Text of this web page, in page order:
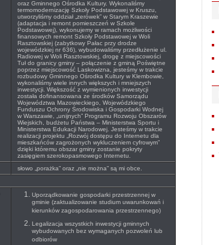
oraz Gminnego Ośrodka Kultury. Wykonaliśmy
termomodernizację Szkoły Podstawowej w Kruszu,
utworzyliśmy oddział „zerówek” w Starym Kraszewie
(adaptacja i remont pomieszczeń w Szkole
Podstawowej), wykonujemy w ramach możliwości
finansowych remont Szkoły Podstawowej w Woli
Rasztowskiej (zabytkowy Pałac przy drodze
wojewódzkiej nr 636), wybudowaliśmy przedłużenie ul.
Radiowej w Woli Rasztowskiej, drogę z miejscowości
Tuł do granicy gminy – połączenie z gminą Poświętne
poprzez miejscowość Laskowizna, jesteśmy w trakcie
rozbudowy Gminnego Ośrodka Kultury w Klembowie,
wykonaliśmy wiele innych większych i mniejszych
inwestycji. Większość z wymienionych inwestycji
została dofinansowana ze środków Samorządu
Województwa Mazowieckiego, Wojewódzkiego
Funduszu Ochrony Środowiska i Gospodarki Wodnej
w Warszawie, „unijnych” Programu Rozwoju Obszarów
Wiejskich, budżetu Państwa – Ministerstwa Sportu i
Ministerstwa Edukacji Narodowej. Jesteśmy w trakcie
realizacji projektu „Rozwój dostępu do Internetu dla
mieszkańców zagrożonych wykluczeniem cyfrowym”
dzięki któremu obszar gminy zostanie pokryty
zasięgiem szerokopasmowego Internetu.
słowo „porażka” oraz „nie można” są mi obce.
Uporządkowanie gospodarki przestrzennej w
gminie (zaktualizowanie studium uwarunkowań i
kierunków zagospodarowania przestrzennego)
Legalizacja wszystkich inwestycji gminnych
wybudowanych bez wymaganych pozwoleń lub
odbiorów